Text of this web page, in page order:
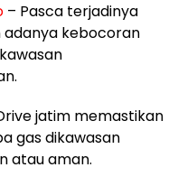
– Pasca terjadinya
kebocoran
jatim memastikan
gas dikawasan
atau aman.